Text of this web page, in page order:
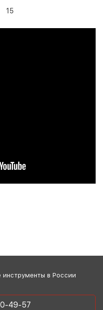
15
в России
49-57